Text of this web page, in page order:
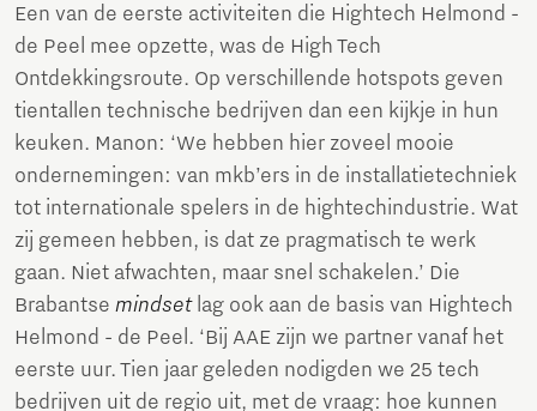
Een van de eerste activiteiten die Hightech Helmond -
de Peel mee opzette, was de High Tech
Ontdekkingsroute. Op verschillende hotspots geven
tientallen technische bedrijven dan een kijkje in hun
keuken. Manon: ‘We hebben hier zoveel mooie
ondernemingen: van mkb’ers in de installatietechniek
tot internationale spelers in de hightechindustrie. Wat
zij gemeen hebben, is dat ze pragmatisch te werk
gaan. Niet afwachten, maar snel schakelen.’ Die
Brabantse mindsetlag ook aan de basis van Hightech
Helmond - de Peel. ‘Bij AAE zijn we partner vanaf het
eerste uur. Tien jaar geleden nodigden we 25 tech
bedrijven uit de regio uit, met de vraag: hoe kunnen